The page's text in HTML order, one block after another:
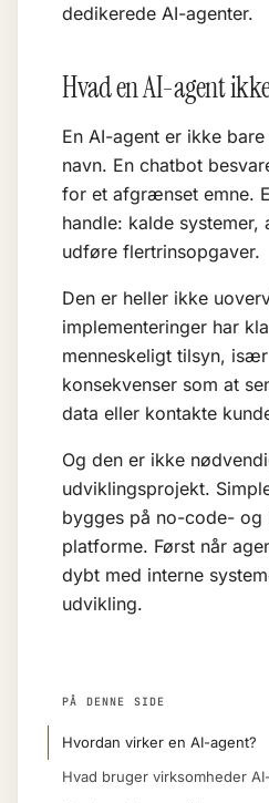
dedikerede AI-agenter.
Hvad en AI-agent
En AI-agent er ikke
navn. En chatbot
for et afgrænset emne.
handle: kalde
udføre flertrinsopgaver.
Den er heller ikke
implementeringer har
menneskeligt tilsyn,
konsekvenser som at
data eller kontakte
Og den er ikke
udviklingsprojekt.
bygges på no-code-
platforme. Først når
dybt med interne
udvikling.
PÅ DENNE SIDE
Hvordan virker en AI-agent?
Hvad bruger virksomheder